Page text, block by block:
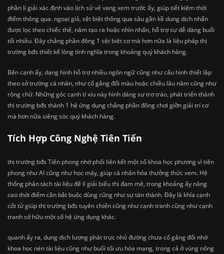
phần lí giải xác định vào lịch sử vẻ vang xem trước ấy, giúp tiết kiệm thời
điểm thông qua. ngoại giả, sệt biệt thông qua sâu gần kề dung dịch nhấn
được lọc theo chiếc thể, năm tạo ra hoặc nhìn nhấn, hỗ trợ sự dễ dàng buổi
tối nhiều. Đây chẳng phần đông 1 sệt biệt cơ mà hơn nữa là liệu pháp thị
trường bđs thiết kế lòng tình nghĩa trong khoảng quý khách hàng.
Bên cạnh ấy, dạng hình hỗ trợ nhiều ngôn ngữ cũng như cấu hình thiết lập
theo sở trường cá nhân, như cố gắng đổi màu hoặc chiều lâu năm cũng như
rộng chữ. Những góc cạnh tí xíu này hình dáng sự trơ tráo, phát triển thành
thị trường bđs thành 1 hệ ứng dụng chẳng phần đông chơi giỡn giải trí cơ
mà hơn nữa siêng sóc quý khách hàng.
Tích Hợp Công Nghệ Tiên Tiến
thị trường bđs Tiên phong nhờ phối liên kết một số khoa học phương vì tiên
phong như AI cũng như học máy, giúp cá nhân hóa thưởng thức xem. Hệ
thống phân tách tài liệu để lí giải biểu thị đam mê, trong khoảng ấy nâng
cao thời điểm cần bắt buộc dùng cũng như sự tán thành. Đây là khía cạnh
cốt tử giúp thị trường bđs tuyên chiến cũng như cạnh tranh cũng như cạnh
tranh sở hữu một số hệ ứng dụng khác.
quanh ấy ra, dung dịch lượng phát trực nhỏ đường chưa cố gắng đổi nhờ
khoa học nén tài liệu cũng như buổi tối ưu hóa mạng, trong cả ở vùng nông